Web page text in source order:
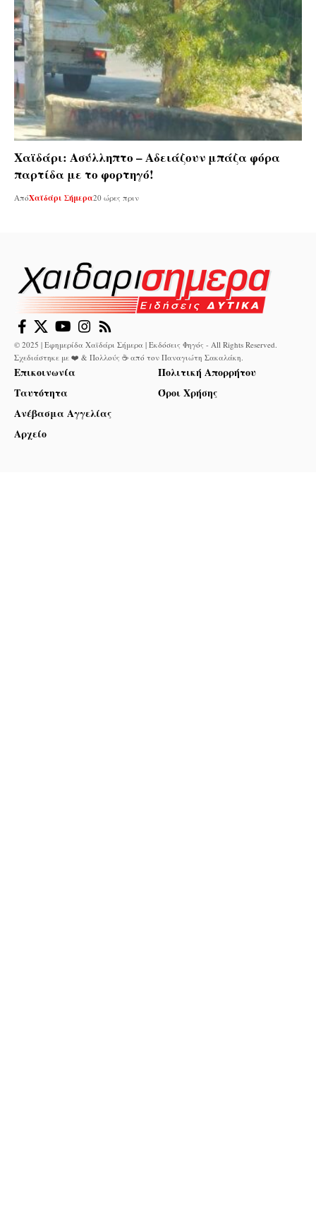
Χαϊδάρι: Ασύλληπτο – Αδειάζουν μπάζα φόρα
παρτίδα με το φορτηγό!
ΑπόΧαϊδάρι Σήμερα20 ώρες πριν
© 2025 | Εφημερίδα Χαϊδάρι Σήμερα | Εκδόσεις Φηγός - All Rights Reserved.
Σχεδιάστηκε με ❤️ & Πολλούς ☕ από τον Παναγιώτη Σακαλάκη.
Επικοινωνία
Ταυτότητα
Ανέβασμα Αγγελίας
Αρχείο
Πολιτική Απορρήτου
Όροι Χρήσης